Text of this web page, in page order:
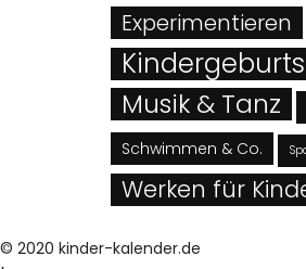
Experimentieren
Musik & Tanz
Schwimmen & Co.
Werken für
© 2020 kinder-kalender.de